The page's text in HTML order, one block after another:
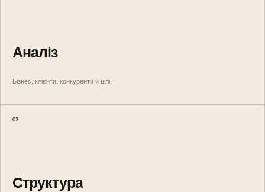
Аналіз
Бізнес, клієнти, конкуренти й цілі.
02
Структура